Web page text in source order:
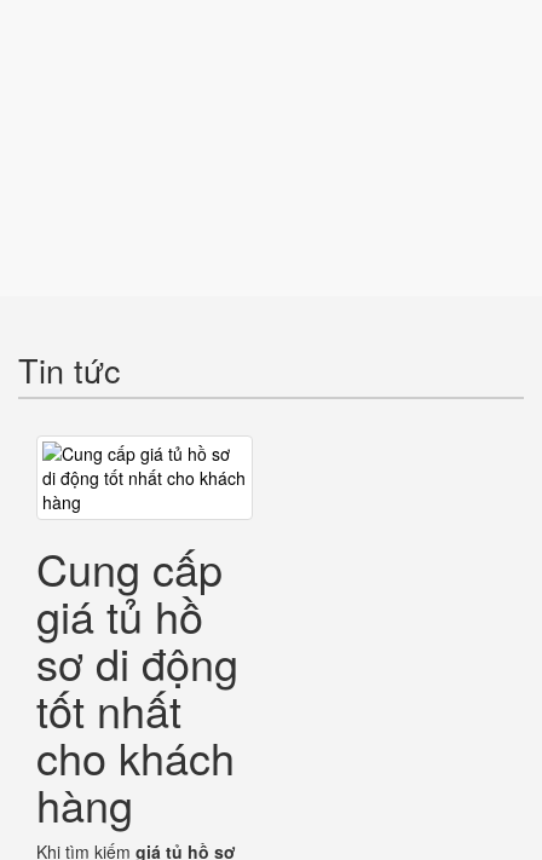
Tin tức
Cung cấp
giá tủ hồ
sơ di động
tốt nhất
cho khách
hàng
Khi tìm kiếm giá tủ hồ sơ